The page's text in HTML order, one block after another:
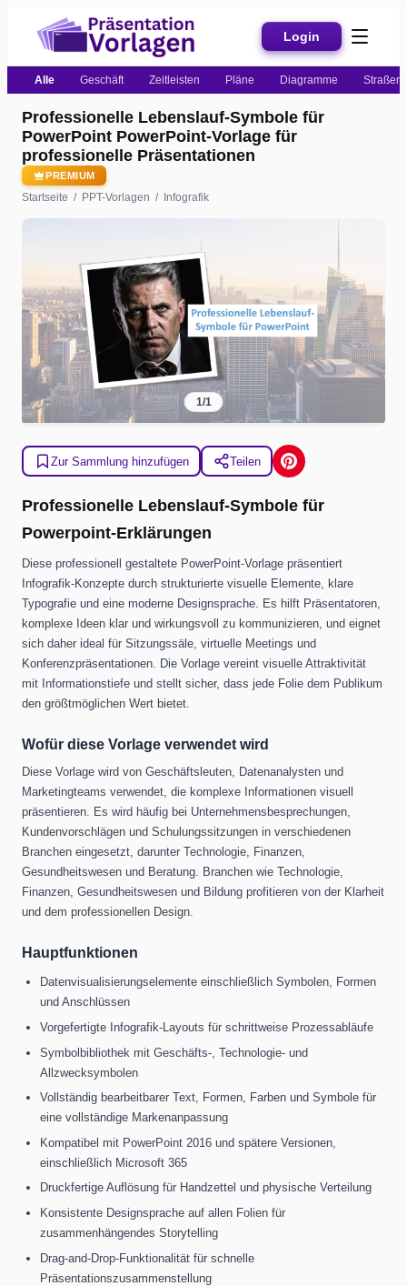
Login
Alle Geschäft Zeitleisten Pläne Diagramme
Professionelle Lebenslauf-Symbole für
PowerPoint PowerPoint-Vorlage für
professionelle Präsentationen
PREMIUM
Startseite / PPT-Vorlagen / Infografik
1/1
Zur Sammlung hinzufügen Teilen
Professionelle Lebenslauf-Symbole für
Powerpoint-Erklärungen
Diese professionell gestaltete PowerPoint-Vorlage präsentiert
Infografik-Konzepte durch strukturierte visuelle Elemente, klare
Typografie und eine moderne Designsprache. Es hilft Präsentatoren,
komplexe Ideen klar und wirkungsvoll zu kommunizieren, und eignet
sich daher ideal für Sitzungssäle, virtuelle Meetings und
Konferenzpräsentationen. Die Vorlage vereint visuelle Attraktivität
mit Informationstiefe und stellt sicher, dass jede Folie dem Publikum
den größtmöglichen Wert bietet.
Wofür diese Vorlage verwendet wird
Diese Vorlage wird von Geschäftsleuten, Datenanalysten und
Marketingteams verwendet, die komplexe Informationen visuell
präsentieren. Es wird häufig bei Unternehmensbesprechungen,
Kundenvorschlägen und Schulungssitzungen in verschiedenen
Branchen eingesetzt, darunter Technologie, Finanzen,
Gesundheitswesen und Beratung. Branchen wie Technologie,
Finanzen, Gesundheitswesen und Bildung profitieren von der Klarheit
und dem professionellen Design.
Hauptfunktionen
Datenvisualisierungselemente einschließlich Symbolen, Formen
und Anschlüssen
Vorgefertigte Infografik-Layouts für schrittweise Prozessabläufe
Symbolbibliothek mit Geschäfts-, Technologie- und
Allzwecksymbolen
Vollständig bearbeitbarer Text, Formen, Farben und Symbole für
eine vollständige Markenanpassung
Kompatibel mit PowerPoint 2016 und spätere Versionen,
einschließlich Microsoft 365
Druckfertige Auflösung für Handzettel und physische Verteilung
Konsistente Designsprache auf allen Folien für
zusammenhängendes Storytelling
Drag-and-Drop-Funktionalität für schnelle
Präsentationszusammenstellung